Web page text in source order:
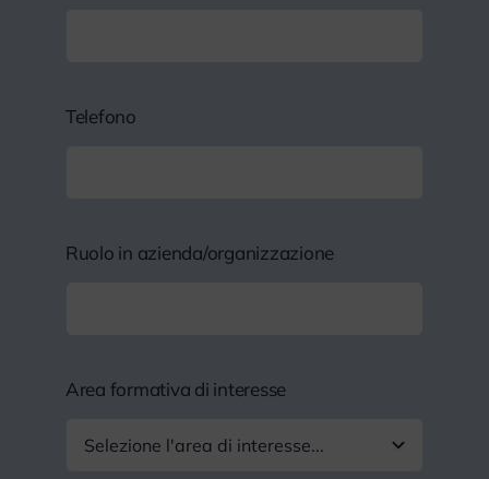
Telefono
Ruolo in azienda/organizzazione
Area formativa di interesse